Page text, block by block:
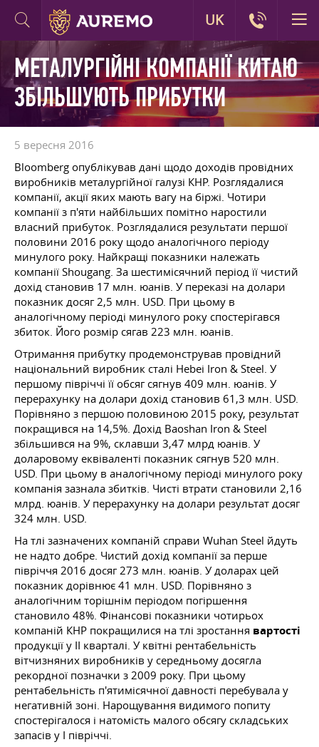
МЕТАЛУРГІЙНІ КОМПАНІЇ КИТАЮ
ЗБІЛЬШУЮТЬ ПРИБУТКИ
5 вересня 2016
Bloomberg опублікував дані щодо доходів провідних
виробників металургійної галузі КНР. Розглядалися
компанії, акції яких мають вагу на біржі. Чотири
компанії з п'яти найбільших помітно наростили
власний прибуток. Розглядалися результати першої
половини 2016 року щодо аналогічного періоду
минулого року. Найкращі показники належать
компанії Shougang. За шестимісячний період її чистий
дохід становив 17 млн. юанів. У переказі на долари
показник досяг 2,5 млн. USD. При цьому в
аналогічному періоді минулого року спостерігався
збиток. Його розмір сягав 223 млн. юанів.
Отримання прибутку продемонстрував провідний
національний виробник сталі Hebei Iron & Steel. У
першому півріччі її обсяг сягнув 409 млн. юанів. У
перерахунку на долари дохід становив 61,3 млн. USD.
Порівняно з першою половиною 2015 року, результат
покращився на 14,5%. Дохід Baoshan Iron & Steel
збільшився на 9%, склавши 3,47 млрд юанів. У
доларовому еквіваленті показник сягнув 520 млн.
USD. При цьому в аналогічному періоді минулого року
компанія зазнала збитків. Чисті втрати становили 2,16
млрд. юанів. У перерахунку на долари результат досяг
324 млн. USD.
На тлі зазначених компаній справи Wuhan Steel йдуть
не надто добре. Чистий дохід компанії за перше
півріччя 2016 досяг 273 млн. юанів. У доларах цей
показник дорівнює 41 млн. USD. Порівняно з
аналогічним торішнім періодом погіршення
становило 48%. Фінансові показники чотирьох
компаній КНР покращилися на тлі зростання вартості
продукції у II кварталі. У квітні рентабельність
вітчизняних виробників у середньому досягла
рекордної позначки з 2009 року. При цьому
рентабельність п'ятимісячної давності перебувала у
негативній зоні. Нарощування видимого попиту
спостерігалося і натомість малого обсягу складських
запасів у І півріччі.
UK